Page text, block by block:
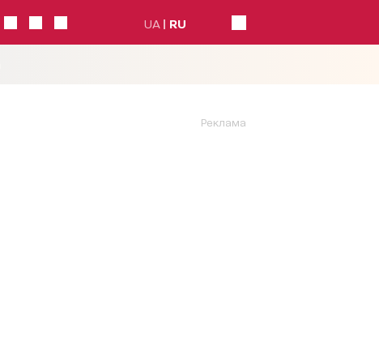
UA RU
Реклама